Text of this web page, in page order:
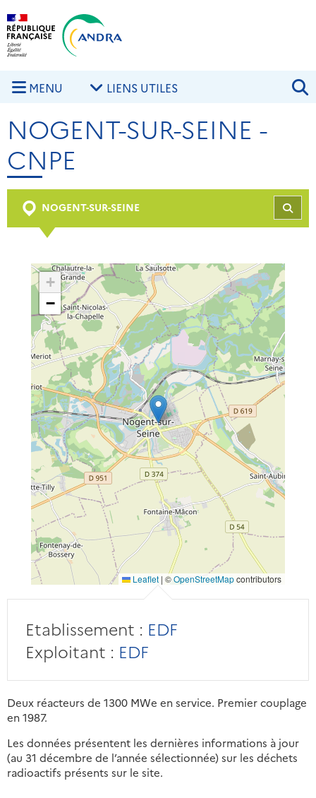
Aller au contenu principal
MENU LIENS UTILES
NOGENT-SUR-SEINE -
CNPE
NOGENT-SUR-SEINE
+
−
Leaflet | ©OpenStreetMapcontributors
Etablissement : EDF
Exploitant : EDF
Deux réacteurs de 1300 MWe en service. Premier couplage
en 1987.
Les données présentent les dernières informations à jour
(au 31 décembre de l’année sélectionnée) sur les déchets
radioactifs présents sur le site.